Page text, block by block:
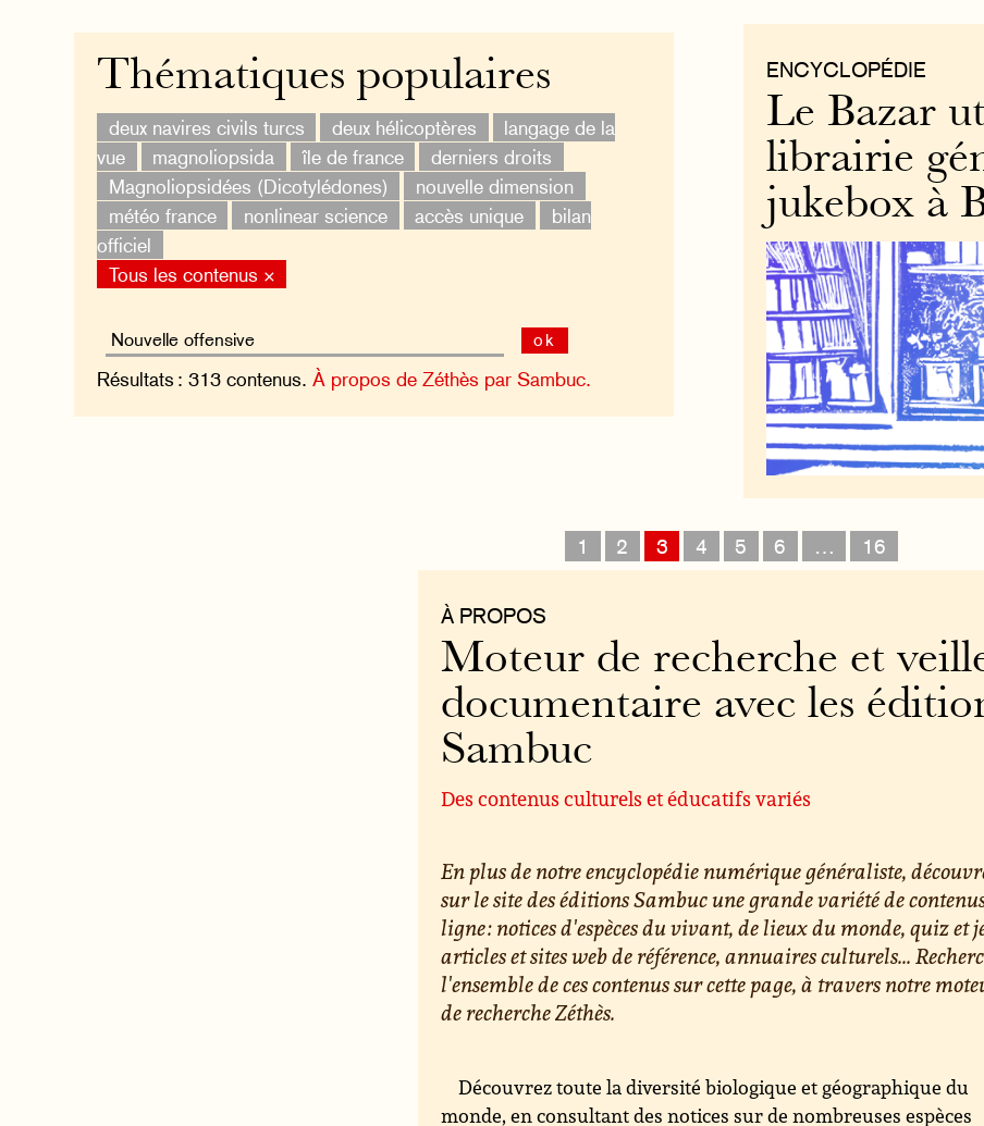
ENCYCLOPÉDIE
Le Bazar
librairie
jukebox à
Thématiques populaires
deux navires civils turcs deux hélicoptères
langage de la
vue
magnoliopsida île de france
derniers droits
Magnoliopsidées (Dicotylédones)
nouvelle dimension
météo france
nonlinear science accès unique
bilan
officiel
Tous les contenus ×
ok
Résultats : 313 contenus. À propos de Zéthès par Sambuc.
1 2 3 4 5 6 … 16
À PROPOS
Moteur de recherche et
documentaire avec les
Sambuc
Des contenus culturels et éducatifs variés
En plus de notre encyclopédie numérique généraliste,
sur le site des éditions Sambuc une grande variété de
ligne : notices d'espèces du vivant, de lieux du monde, quiz et
articles et sites web de référence, annuaires culturels...
l'ensemble de ces contenus sur cette page, à travers notre
de recherche Zéthès.
Découvrez toute la diversité biologique et géographique du
monde, en consultant des notices sur de nombreuses espèces